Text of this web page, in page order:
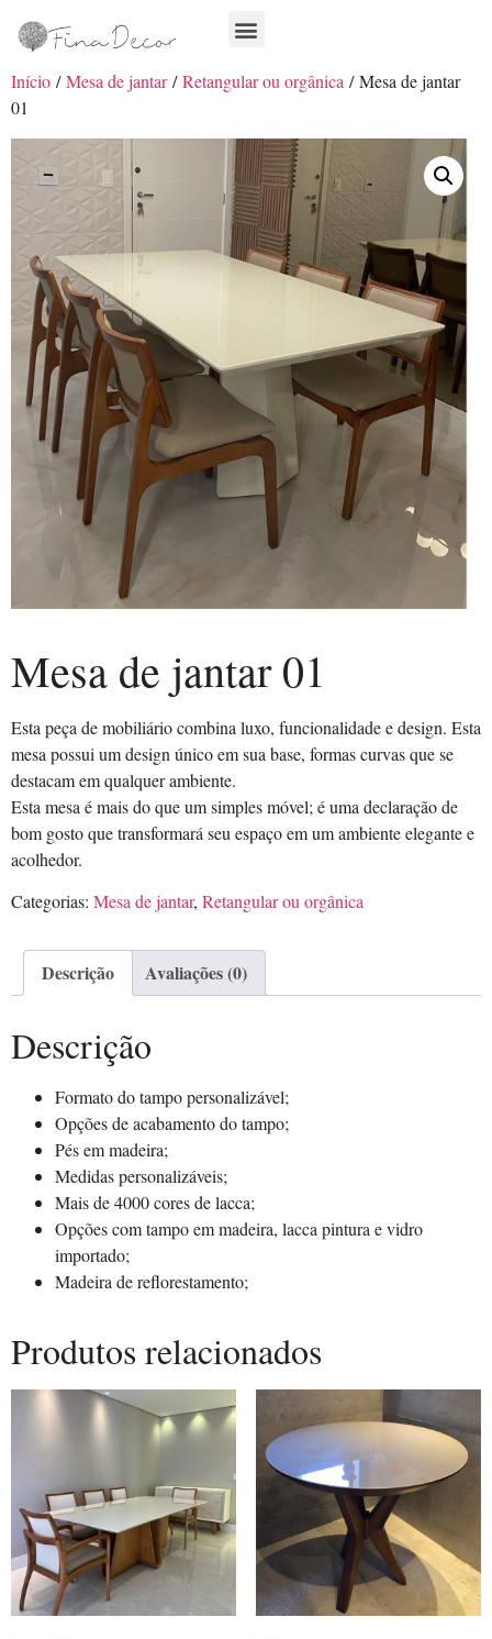
Início /Mesa de jantar/Retangular ou orgânica / Mesa de jantar
01
Mesa de jantar 01
Esta peça de mobiliário combina luxo, funcionalidade e design. Esta
mesa possui um design único em sua base, formas curvas que se
destacam em qualquer ambiente.
Esta mesa é mais do que um simples móvel; é uma declaração de
bom gosto que transformará seu espaço em um ambiente elegante e
acolhedor.
Categorias: Mesa de jantar, Retangular ou orgânica
Descrição Avaliações (0)
Descrição
Formato do tampo personalizável;
Opções de acabamento do tampo;
Pés em madeira;
Medidas personalizáveis;
Mais de 4000 cores de lacca;
Opções com tampo em madeira, lacca pintura e vidro
importado;
Madeira de reflorestamento;
Produtos relacionados